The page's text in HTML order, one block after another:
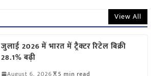
View All
जुलाई 2026 में भारत में ट्रैक्टर रिटेल बिक्री
28.1% बढ़ी
August 6, 2026 5 min read